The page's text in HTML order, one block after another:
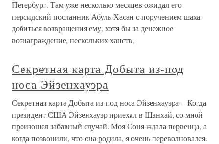
Петербург. Там уже несколько месяцев ожидал его
персидский посланник Абуль-Хасан с поручением шаха
добиться возвращения ему, хотя бы за денежное
вознаграждение, нескольких ханств,
Секретная карта Добыта из-под
носа Эйзенхауэра
Секретная карта Добыта из-под носа Эйзенхауэра – Когда
президент США Эйзенхауэр приехал в Шанхай, со мной
произошел забавный случай. Моя Соня ждала первенца, а
когда позвонили, что она родила, я очень переволновался.